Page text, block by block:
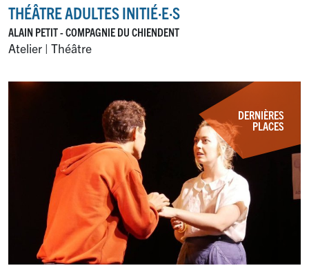
THÉÂTRE ADULTES INITIÉ·E·S
ALAIN PETIT - COMPAGNIE DU CHIENDENT
Atelier | Théâtre
DERNIÈRES
PLACES